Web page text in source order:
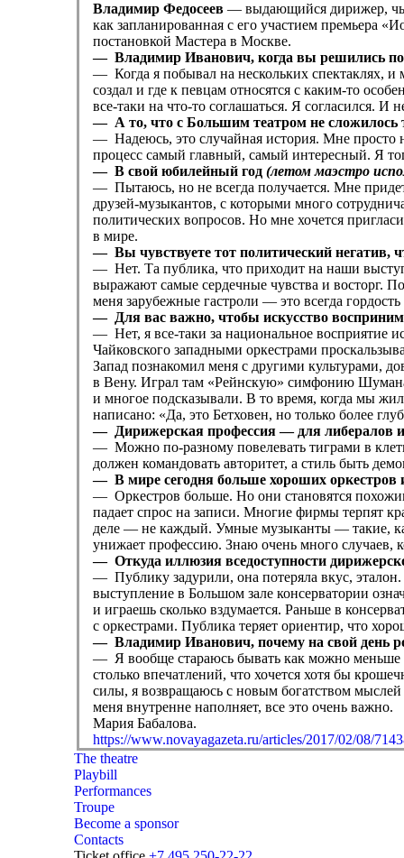
Владимир Федосеев — ​выдающийся дирижер,
как запланированная с его участием премьера
постановкой Мастера в Москве.
— Владимир Иванович, когда вы решились
— Когда я побывал на нескольких спектаклях, и
создал и где к певцам относятся с каким-то
все-таки на что-то соглашаться. Я согласился. И
— А то, что с Большим театром не сложилось
— Надеюсь, это случайная история. Мне просто
процесс самый главный, самый интересный. Я
— В свой юбилейный год (летом маэстро
— Пытаюсь, но не всегда получается. Мне
друзей-музыкантов, с которыми много
политических вопросов. Но мне хочется
в мире.
— Вы чувствуете тот политический негатив,
— Нет. Та публика, что приходит на наши
выражают самые сердечные чувства и восторг.
меня зарубежные гастроли — ​это всегда
— Для вас важно, чтобы искусство
— Нет, я все-таки за национальное восприятие
Чайковского западными оркестрами
Запад познакомил меня с другими культурами,
в Вену. Играл там «Рейнскую» симфонию
и многое подсказывали. В то время, когда мы
написано: «Да, это Бетховен, но только более
— Дирижерская профессия — ​для либералов
— Можно по-разному повелевать тиграми в
должен командовать авторитет, а стиль быть
— В мире сегодня больше хороших оркестров
— Оркестров больше. Но они становятся
падает спрос на записи. Многие фирмы терпят
деле — ​не каждый. Умные музыканты — ​такие,
унижает профессию. Знаю очень много случаев,
— Откуда иллюзия вседоступности
— Публику задурили, она потеряла вкус,
выступление в Большом зале консерватории
и играешь сколько вздумается. Раньше в
с оркестрами. Публика теряет ориентир, что
— Владимир Иванович, почему на свой день
— Я вообще стараюсь бывать как можно меньше
столько впечатлений, что хочется хотя бы
силы, я возвращаюсь с новым богатством
меня внутренне наполняет, все это очень важно.
Мария Бабалова.
https://www.novayagazeta.ru/articles/2017/02/08/
The theatre
Playbill
Performances
Troupe
Become a sponsor
Contacts